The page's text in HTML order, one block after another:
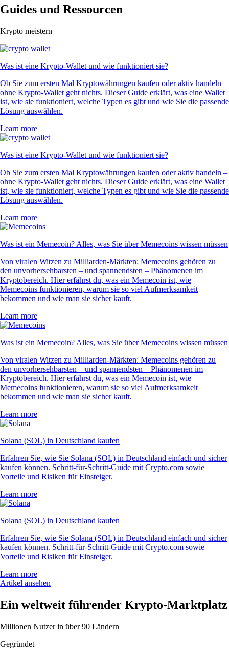
Guides und Ressourcen
Krypto meistern
Was ist eine Krypto-Wallet und wie funktioniert sie?
Ob Sie zum ersten Mal Kryptowährungen kaufen oder aktiv handeln –
ohne Krypto-Wallet geht nichts. Dieser Guide erklärt, was eine Wallet
ist, wie sie funktioniert, welche Typen es gibt und wie Sie die passende
Lösung auswählen.
Learn more
Was ist eine Krypto-Wallet und wie funktioniert sie?
Ob Sie zum ersten Mal Kryptowährungen kaufen oder aktiv handeln –
ohne Krypto-Wallet geht nichts. Dieser Guide erklärt, was eine Wallet
ist, wie sie funktioniert, welche Typen es gibt und wie Sie die passende
Lösung auswählen.
Learn more
Was ist ein Memecoin? Alles, was Sie über Memecoins wissen müssen
Von viralen Witzen zu Milliarden-Märkten: Memecoins gehören zu
den unvorhersehbarsten – und spannendsten – Phänomenen im
Kryptobereich. Hier erfährst du, was ein Memecoin ist, wie
Memecoins funktionieren, warum sie so viel Aufmerksamkeit
bekommen und wie man sie sicher kauft.
Learn more
Was ist ein Memecoin? Alles, was Sie über Memecoins wissen müssen
Von viralen Witzen zu Milliarden-Märkten: Memecoins gehören zu
den unvorhersehbarsten – und spannendsten – Phänomenen im
Kryptobereich. Hier erfährst du, was ein Memecoin ist, wie
Memecoins funktionieren, warum sie so viel Aufmerksamkeit
bekommen und wie man sie sicher kauft.
Learn more
Solana (SOL) in Deutschland kaufen
Erfahren Sie, wie Sie Solana (SOL) in Deutschland einfach und sicher
kaufen können. Schritt-für-Schritt-Guide mit Crypto.com sowie
Vorteile und Risiken für Einsteiger.
Learn more
Solana (SOL) in Deutschland kaufen
Erfahren Sie, wie Sie Solana (SOL) in Deutschland einfach und sicher
kaufen können. Schritt-für-Schritt-Guide mit Crypto.com sowie
Vorteile und Risiken für Einsteiger.
Learn more
Artikel ansehen
Ein weltweit führender Krypto-Marktplatz
Millionen Nutzer in über 90 Ländern
Gegründet